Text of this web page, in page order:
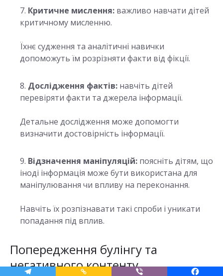
Критичне мислення: важливо навчати дітей
критичному мисленню.
Їхнє судження та аналітичні навички
допоможуть їм розрізняти факти від фікції.
Дослідження фактів: навчіть дітей
перевіряти факти та джерела інформації.
Детальне дослідження може допомогти
визначити достовірність інформації.
Відзначення маніпуляцій: поясніть дітям, що
іноді інформація може бути використана для
маніпулювання чи впливу на переконання.
Навчіть їх розпізнавати такі спроби і уникати
попадання під вплив.
Попередження булінгу та
негативного контенту